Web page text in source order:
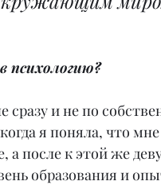
психологию?
сразу и не по
я поняла, что
а после к этой же
образования и